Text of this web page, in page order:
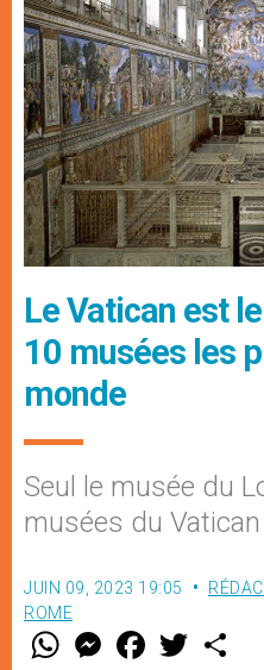
Le Vatican est
10 musées les
monde
Seul le musée du
musées du Vatican
JUIN 09, 2023 19:05
ROME
W M
e
F
a w